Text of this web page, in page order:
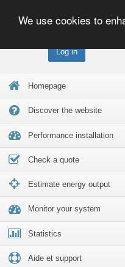
Log in
Homepage
Discover the website
Performance installation
Check a quote
Estimate energy output
Monitor your system
Statistics
Aide et support
We use cookies to